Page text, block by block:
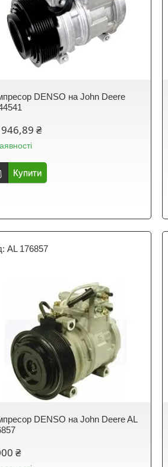
DENSO на John Deere
₴
Купити
AL 176857
DENSO на John Deere AL
₴